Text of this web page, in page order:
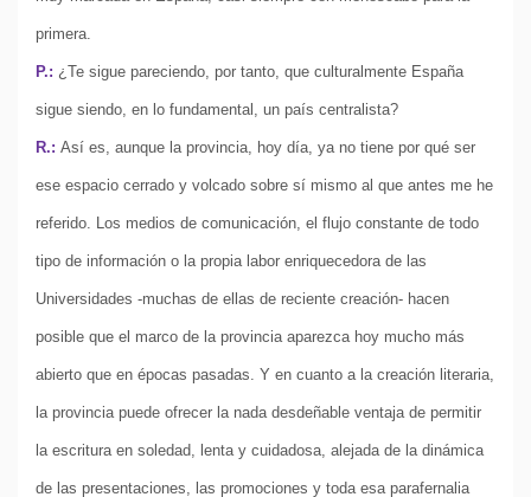
primera.
P.: ¿Te sigue pareciendo, por tanto, que culturalmente España
sigue siendo, en lo fundamental, un país centralista?
R.: Así es, aunque la provincia, hoy día, ya no tiene por qué ser
ese espacio cerrado y volcado sobre sí mismo al que antes me he
referido. Los medios de comunicación, el flujo constante de todo
tipo de información o la propia labor enriquecedora de las
Universidades -muchas de ellas de reciente creación- hacen
posible que el marco de la provincia aparezca hoy mucho más
abierto que en épocas pasadas. Y en cuanto a la creación literaria,
la provincia puede ofrecer la nada desdeñable ventaja de permitir
la escritura en soledad, lenta y cuidadosa, alejada de la dinámica
de las presentaciones, las promociones y toda esa parafernalia